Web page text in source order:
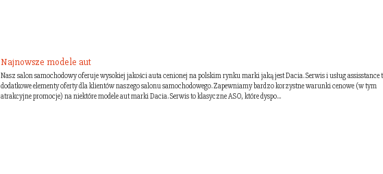
Najnowsze modele aut
Nasz salon samochodowy oferuje wysokiej jakości auta cenionej na polskim rynku marki jaką jest Dacia. Serwis i usług assisstance
dodatkowe elementy oferty dla klientów naszego salonu samochodowego. Zapewniamy bardzo korzystne warunki cenowe (w tym
atrakcyjne promocje) na niektóre modele aut marki Dacia. Serwis to klasyczne ASO, które dyspo...